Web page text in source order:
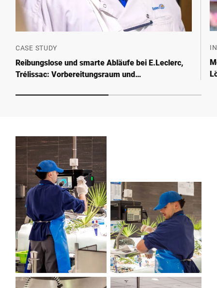
CASE STUDY
Reibungslose und smarte Abläufe bei E.Leclerc,
Trélissac: Vorbereitungsraum und